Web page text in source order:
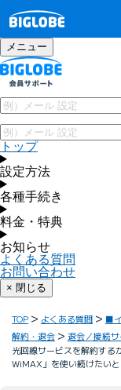
メニュー
トップ
設定方法
各種手続き
料金・特典
お知らせ
よくある質問
お問い合わせ
× 閉じる
TOP よくある質問 ■
解約・退会
退会／接続
光回線サービスを解約する
WiMAX」を使い続けたい